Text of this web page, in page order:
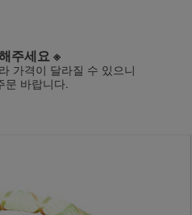
주세요 ※
가격이 달라질 수 있으니
문 바랍니다.